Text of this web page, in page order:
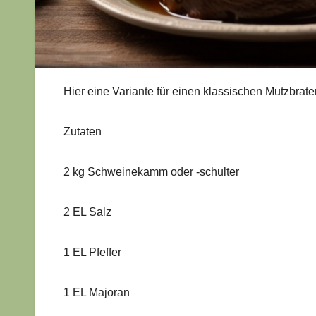
Hier eine Variante für einen klassischen
Zutaten
2 kg Schweinekamm oder -schulter
2 EL Salz
1 EL Pfeffer
1 EL Majoran